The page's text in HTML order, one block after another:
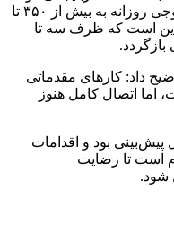
مرز آستارا برگزار شد و توافق شد خروجی روزانه به بیش از ۳۵۰ تا
این است که ظرف سه تا
داد: کارهای مقدماتی
اما اتصال کامل هنوز
پیش‌بینی بود و اقدامات
است تا رضایت
شود.